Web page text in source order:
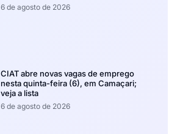
6 de agosto de 2026
CIAT abre novas vagas de emprego
nesta quinta-feira (6), em Camaçari;
veja a lista
6 de agosto de 2026